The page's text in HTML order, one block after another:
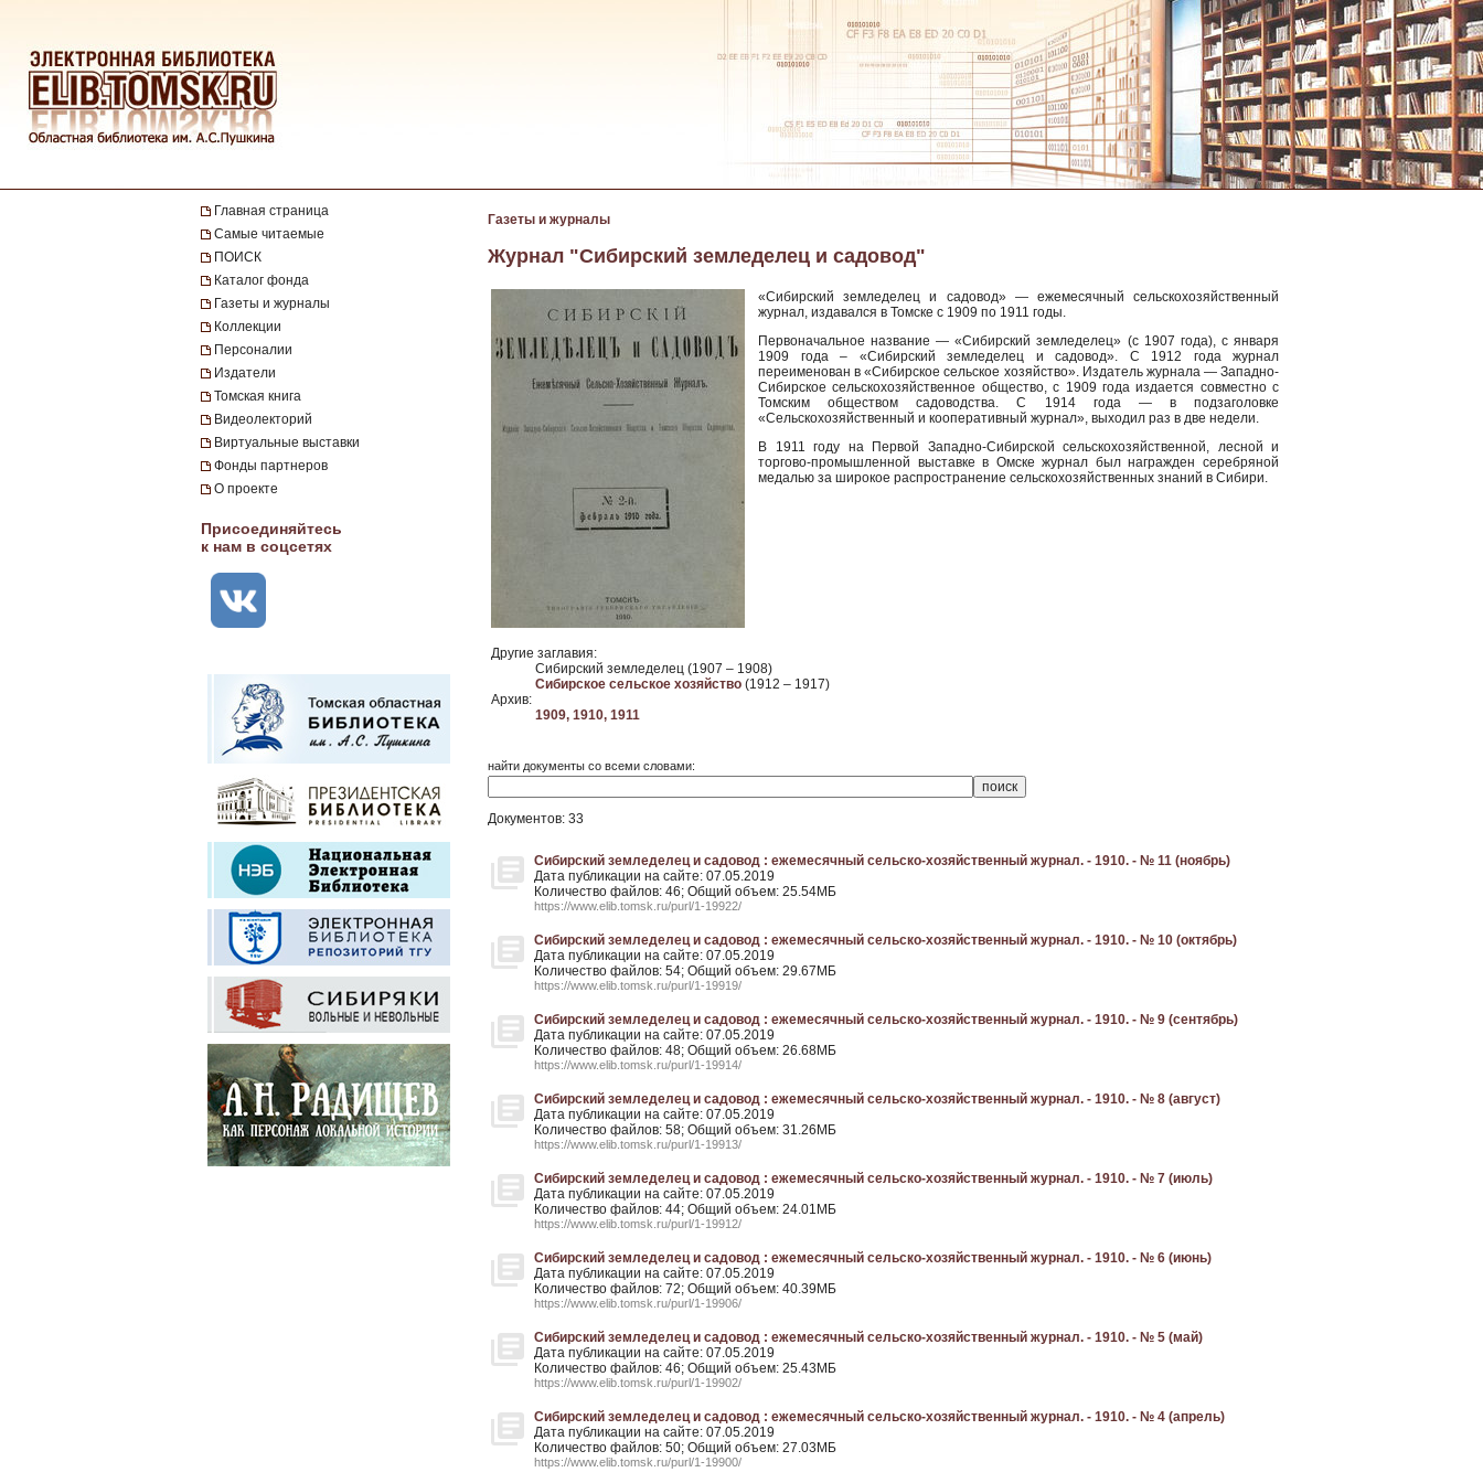
Главная страница
Самые читаемые
ПОИСК
Каталог фонда
Газеты и журналы
Коллекции
Персоналии
Издатели
Томская книга
Видеолекторий
Виртуальные выставки
Фонды партнеров
О проекте
Присоединяйтесь
к нам в соцсетях
Газеты и журналы
Журнал "Сибирский земледелец и садовод"
«Сибирский земледелец и садовод» — ежемесячный сельскохозяйственный
журнал, издавался в Томске с 1909 по 1911 годы.
Первоначальное название — «Сибирский земледелец» (с 1907 года), с января
1909 года – «Сибирский земледелец и садовод». С 1912 года журнал
переименован в «Сибирское сельское хозяйство». Издатель журнала — Западно-
Сибирское сельскохозяйственное общество, с 1909 года издается совместно с
Томским обществом садоводства. С 1914 года — в подзаголовке
«Сельскохозяйственный и кооперативный журнал», выходил раз в две недели.
В 1911 году на Первой Западно-Сибирской сельскохозяйственной, лесной и
торгово-промышленной выставке в Омске журнал был награжден серебряной
медалью за широкое распространение сельскохозяйственных знаний в Сибири.
Другие заглавия:
Сибирский земледелец (1907 – 1908)
Сибирское сельское хозяйство (1912 – 1917)
Архив:
1909, 1910, 1911
найти документы со всеми словами:
Документов: 33
Сибирский земледелец и садовод : ежемесячный сельско-хозяйственный журнал. - 1910. - № 11 (ноябрь)
Дата публикации на сайте: 07.05.2019
Количество файлов: 46; Общий объем: 25.54МБ
https://www.elib.tomsk.ru/purl/1-19922/
Сибирский земледелец и садовод : ежемесячный сельско-хозяйственный журнал. - 1910. - № 10 (октябрь)
Дата публикации на сайте: 07.05.2019
Количество файлов: 54; Общий объем: 29.67МБ
https://www.elib.tomsk.ru/purl/1-19919/
Сибирский земледелец и садовод : ежемесячный сельско-хозяйственный журнал. - 1910. - № 9 (сентябрь)
Дата публикации на сайте: 07.05.2019
Количество файлов: 48; Общий объем: 26.68МБ
https://www.elib.tomsk.ru/purl/1-19914/
Сибирский земледелец и садовод : ежемесячный сельско-хозяйственный журнал. - 1910. - № 8 (август)
Дата публикации на сайте: 07.05.2019
Количество файлов: 58; Общий объем: 31.26МБ
https://www.elib.tomsk.ru/purl/1-19913/
Сибирский земледелец и садовод : ежемесячный сельско-хозяйственный журнал. - 1910. - № 7 (июль)
Дата публикации на сайте: 07.05.2019
Количество файлов: 44; Общий объем: 24.01МБ
https://www.elib.tomsk.ru/purl/1-19912/
Сибирский земледелец и садовод : ежемесячный сельско-хозяйственный журнал. - 1910. - № 6 (июнь)
Дата публикации на сайте: 07.05.2019
Количество файлов: 72; Общий объем: 40.39МБ
https://www.elib.tomsk.ru/purl/1-19906/
Сибирский земледелец и садовод : ежемесячный сельско-хозяйственный журнал. - 1910. - № 5 (май)
Дата публикации на сайте: 07.05.2019
Количество файлов: 46; Общий объем: 25.43МБ
https://www.elib.tomsk.ru/purl/1-19902/
Сибирский земледелец и садовод : ежемесячный сельско-хозяйственный журнал. - 1910. - № 4 (апрель)
Дата публикации на сайте: 07.05.2019
Количество файлов: 50; Общий объем: 27.03МБ
https://www.elib.tomsk.ru/purl/1-19900/